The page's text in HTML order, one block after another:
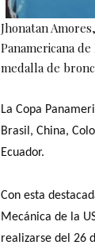
Jhonatan
Panamericana
medalla de
La Copa
Brasil, China,
Ecuador.
Con esta
Mecánica de la
realizarse del 26